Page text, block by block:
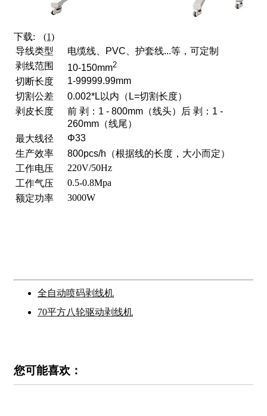
下载:
(1)
导线类型
电缆线、PVC、护套线...等，可定制
剥线范围
10-150mm2
切断长度
1-99999.99mm
切割公差
0.002*L以内（L=切割长度）
剥皮长度
前 剥：1 - 800mm（线头）
后 剥：1 -
260mm（线尾）
最大线径
Φ33
生产效率
800pcs/h（根据线的长度，大小而定）
工作电压
220V/50Hz
工作气压
0.5-0.8Mpa
额定功率
3000W
全自动喷码剥线机
70平方八轮驱动剥线机
您可能喜欢：